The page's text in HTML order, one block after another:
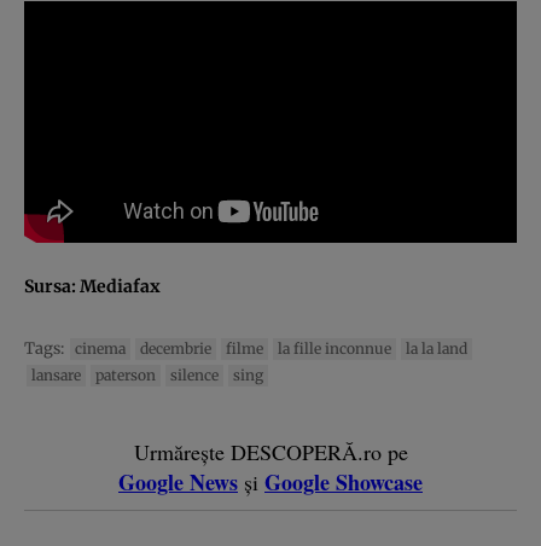
Sursa: Mediafax
Tags: cinema decembrie filme la fille inconnue
la la land
lansare
paterson silence sing
Urmărește DESCOPERĂ.ro pe
Google News și Google Showcase